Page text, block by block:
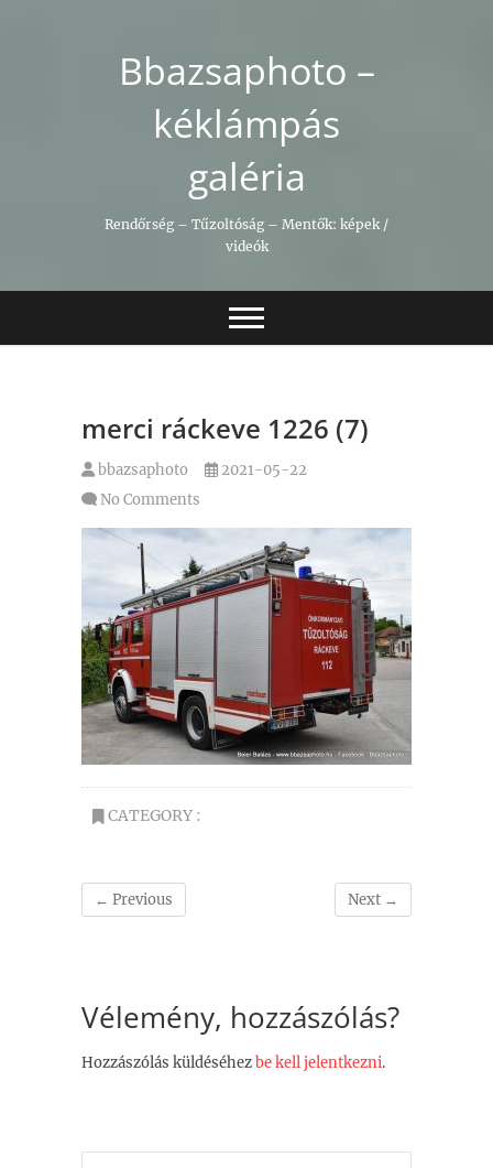
Bbazsaphoto –
kéklámpás
galéria
Rendőrség – Tűzoltóság – Mentők: képek /
videók
merci ráckeve 1226 (7)
bbazsaphoto
2021-05-22
No Comments
CATEGORY :
← Previous Next →
Vélemény, hozzászólás?
Hozzászólás küldéséhezbe kell jelentkezni.